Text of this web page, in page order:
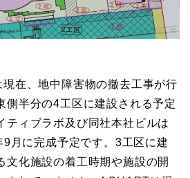
在、地中障害物の撤去工事が行
側半分の4工区に建設される予定
ティブラボ及び同社本社ビルは
月に完成予定です。3工区に建
文化施設の着工時期や施設の開